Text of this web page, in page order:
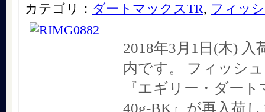
カテゴリ： ダートマックスTR, フィッ
2018年3月1日(木) 入
内です。 フィッシ
『エギリー・ダー
40g-BK』が再入荷